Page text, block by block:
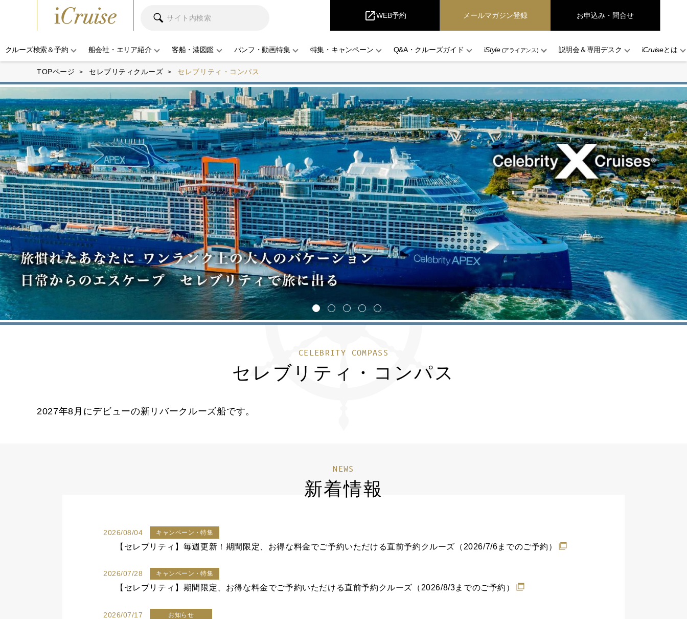
open_in_newWEB予約 メールマガジン登録 お申込み・問合せ
クルーズ検索＆予約 船会社・エリア紹介 客船・港図鑑 パンフ・動画特集 特集・キャンペーン Q&A・クルーズガイド iStyle(アライアンス) 説明会＆専用デスク iCruiseとは
TOPページ セレブリティクルーズ セレブリティ・コンパス
1 2 3 4 5
CELEBRITY COMPASS
セレブリティ・コンパス
2027年8月にデビューの新リバークルーズ船です。
NEWS
新着情報
2026/08/04 キャンペーン・特集
【セレブリティ】毎週更新！期間限定、お得な料金でご予約いただける直前予約クルーズ（2026/7/6までのご予約）
2026/07/28 キャンペーン・特集
【セレブリティ】期間限定、お得な料金でご予約いただける直前予約クルーズ（2026/8/3までのご予約）
2026/07/17 お知らせ